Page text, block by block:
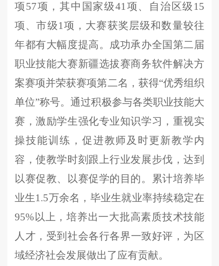
项57项，其中国家级41项、自治区级15
项、市级1项， 大赛获奖层级和数量较往
年都有大幅度提高。 成功承办全国第二届
职业技能大赛新疆选拔赛商务软件解决方
案赛项并荣获赛项第二名 ，获得“优秀组织
单位”称号。通过积极参与各类职业技能大
赛，激励学生强化专业知识学习，重视实
操技能训练，促进教师及时更新教学内
容，使教学时刻跟上行业发展步伐，达到
以赛促教、以赛促学的目的。 累计培养毕
业生1.5万余名， 毕业生就业率持续稳定在
95%以上，培养出一大批高素质技术技能
人才，受到社会各行各界一致好评，为 区
域经济社会发展做出了应有贡献。